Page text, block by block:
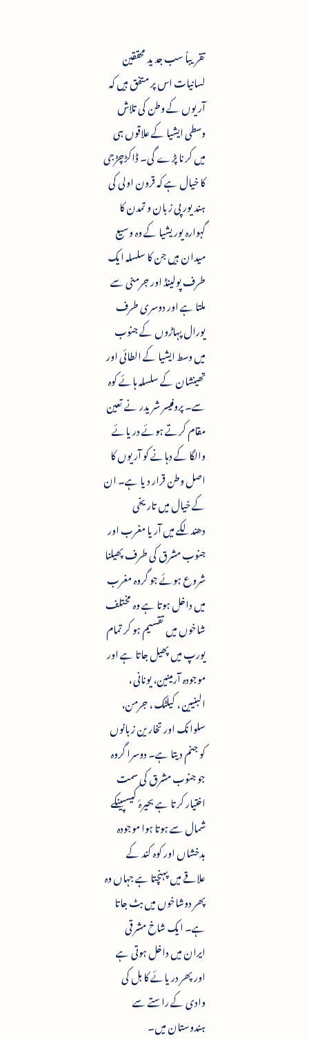
تقریباً سب جدید محققین
لسانیات اس پر متفق ہیں کہ
آریوں کے وطن کی تلاش
وسطی ایشیا کے علاقوں ہی
میں کرنا پڑے گی۔ ڈاکڑچڑجی
کا خیال ہے کہ قرون اولی کی
ہند یورپی زبان و تمدن کا
گہوارہ یوریشیا کے وہ وسیع
میدان ہیں جن کا سلسلہ ایک
طرف پولینڈ اور جرمنی سے
ملتا ہے اور دوسری طرف
یورال پہاڑوں کے جنوب
میں وسط ایشیا کے الطائی اور
تھینشان کے سلسلہ ہائے کوہ
سے۔ پروفیسر شریدر نے تعین
مقام کرتے ہوئے دریائے
والگا کے دہانے کو آریوں کا
اصل وطن قرار دیا ہے۔ ان
کے خیال میں تاریخی
دھندلکے میں آریا مغرب اور
جنوب مشرق کی طرف پھیلنا
شروع ہوئے جو گروہ مغرب
میں داخل ہوتا ہے وہ مختلف
شاخوں میں تقسیم ہو کر تمام
یورپ میں پھیل جاتا ہے اور
موجودہ آرمینین، یونانی ،
البنیین ، کیلٹک ، جرمن،
سلوانک اور تخارین زبانوں
کو جنم دیتا ہے۔ دوسرا گروہ
جو جنوب مشرق کی سمت
اختیار کرتا ہے بحیرۂ کیسپینکے
شمال سے ہوتا ہوا موجودہ
بدخشاں اور کوہ کند کے
علاقے میں پہنچتا ہے جہاں وہ
پھر دوشاخوں میں بٹ جاتا
ہے۔ ایک شاخ مشرقی
ایران میں داخل ہوتی ہے
اور پھر دریائے کابل کی
وادی کے راستے سے
ہندوستان میں۔